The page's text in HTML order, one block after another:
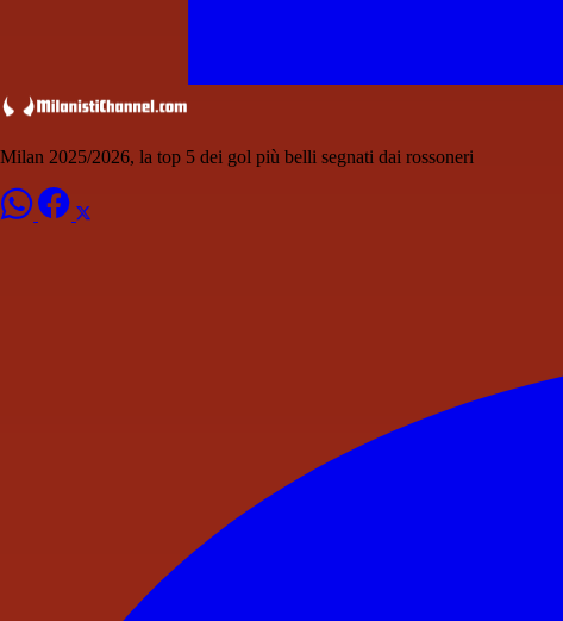
Milan 2025/2026, la top 5 dei gol più belli segnati dai rossoneri